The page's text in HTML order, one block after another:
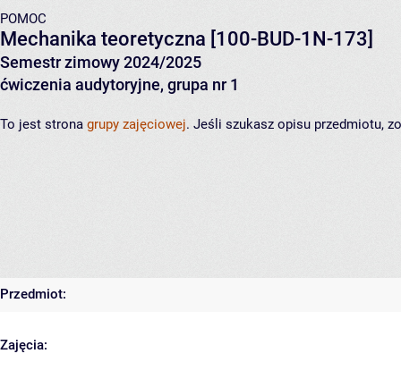
POMOC
Mechanika teoretyczna [100-BUD-1N-173]
Semestr zimowy 2024/2025
ćwiczenia audytoryjne, grupa nr 1
To jest strona grupy zajęciowej. Jeśli szukasz opisu przedmiotu,
Przedmiot:
Zajęcia: